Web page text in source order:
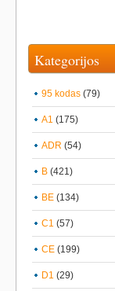
Kategorijos
95 kodas (79)
A1 (175)
ADR (54)
B (421)
BE (134)
C1 (57)
CE (199)
D1 (29)